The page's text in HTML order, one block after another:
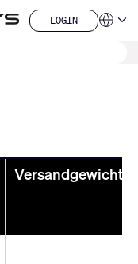
LOGIN
LOGIN
Versandgewicht